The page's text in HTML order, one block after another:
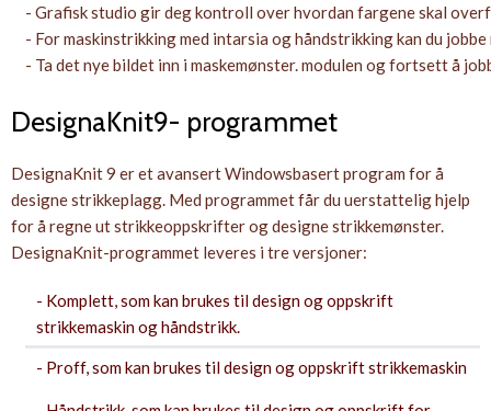
- Grafisk studio gir deg kontroll over hvordan fargene skal
- For maskinstrikking med intarsia og håndstrikking kan du
- Ta det nye bildet inn i maskemønster. modulen og fortsett å
DesignaKnit9- programmet
DesignaKnit 9 er et avansert Windowsbasert program for å
designe strikkeplagg. Med programmet får du uerstattelig hjelp
for å regne ut strikkeoppskrifter og designe strikkemønster.
DesignaKnit-programmet leveres i tre versjoner:
- Komplett, som kan brukes til design og oppskrift
strikkemaskin og håndstrikk.
- Proff, som kan brukes til design og oppskrift strikkemaskin